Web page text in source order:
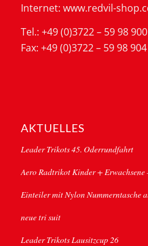
Internet: www.redvil-
Tel.: +49 (0)3722 – 59 98 900
Fax: +49 (0)3722 – 59 98 904
AKTUELLES
Leader Trikots 45. Oderrundfahrt
Aero Radtrikot Kinder + Erwachsene
Einteiler mit Nylon Nummerntasche
neue tri suit
Leader Trikots Lausitzcup 26